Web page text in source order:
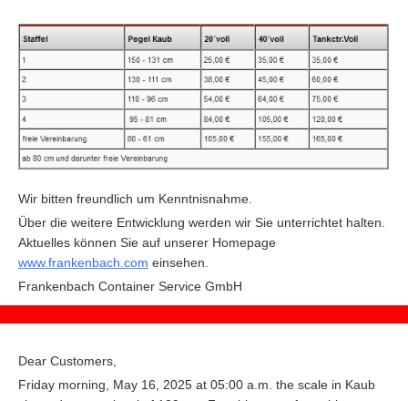
Wir bitten freundlich um Kenntnisnahme.
Über die weitere Entwicklung werden wir Sie unterrichtet halten.
Aktuelles können Sie auf unserer Homepage
www.frankenbach.com einsehen.
Frankenbach Container Service GmbH
Dear Customers,
Friday morning, May 16, 2025 at 05:00 a.m. the scale in Kaub